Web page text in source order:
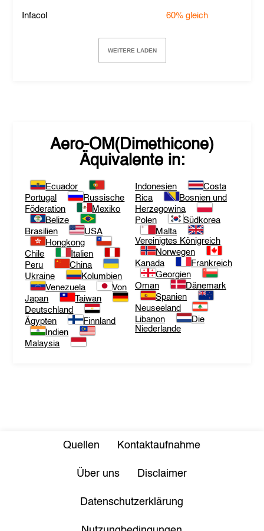
Infacol 60%gleich
WEITERE LADEN
Aero-OM(Dimethicone)
Äquivalente in:
Ecuador
Portugal
Russische
Föderation
Mexiko
Belize
Brasilien
USA
Hongkong
Chile
Italien
Peru
China
Ukraine
Kolumbien
Venezuela
Von
Japan
Taiwan
Deutschland
Ägypten
Finnland
Indien
Malaysia
Indonesien
Costa
Rica
Bosnien und
Herzegowina
Polen
Südkorea
Malta
Vereinigtes Königreich
Norwegen
Kanada
Frankreich
Georgien
Oman
Dänemark
Spanien
Neuseeland
Libanon
Die
Niederlande
Quellen Kontaktaufnahme
Über uns Disclaimer
Datenschutzerklärung